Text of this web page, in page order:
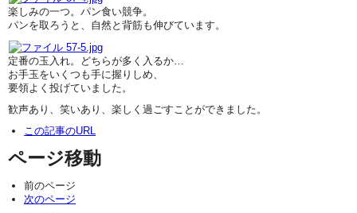
楽しみの一つ。パン食い競争。
パンを取ろうと、自然と背筋も伸びています。
定番の玉入れ。どちらが多く入るか…
お手玉をいくつも手に握りしめ、
要領よく投げていました。
歓声あり、笑いあり、楽しく過ごすことができました。
この記事のURL
ページ移動
前のページ
次のページ